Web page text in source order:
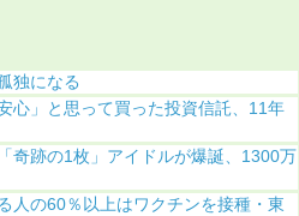
独になる
心」と思って買った投資信託、11年
奇跡の1枚」アイドルが爆誕、1300万
人の60％以上はワクチンを接種・東